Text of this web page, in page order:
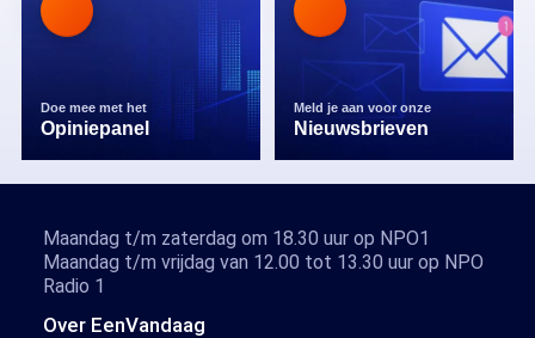
Doe mee met het
Opiniepanel
Meld je aan voor onze
Nieuwsbrieven
Over EenVandaag
Maandag t/m zaterdag om 18.30 uur op NPO1
Maandag t/m vrijdag van 12.00 tot 13.30 uur op NPO
Radio 1